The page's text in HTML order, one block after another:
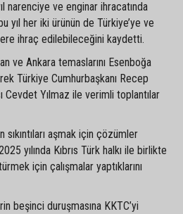
narenciye ve enginar ihracatında
yıl her iki ürünün de Türkiye’ye ve
ihraç edilebileceğini kaydetti.
ve Ankara temaslarını Esenboğa
Türkiye Cumhurbaşkanı Recep
Cevdet Yılmaz ile verimli toplantılar
aşmak için çözümler
yılında Kıbrıs Türk halkı ile birlikte
için çalışmalar yaptıklarını
beşinci duruşmasına KKTC’yi